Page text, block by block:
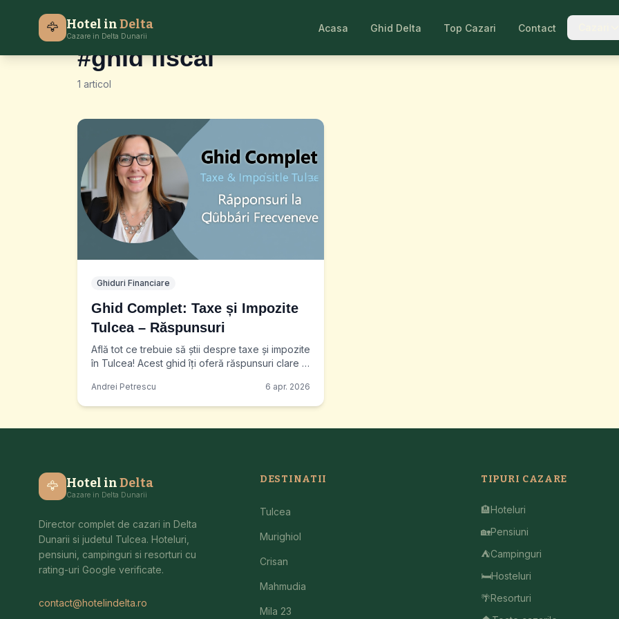
🦅 Hotel inDelta
Cazare in Delta Dunarii
Acasa Ghid Delta Top Cazari Contact
Etichetă
#ghid fiscal
1 articol
Ghiduri Financiare
Ghid Complet: Taxe și Impozite
Tulcea – Răspunsuri
Află tot ce trebuie să știi despre taxe și impozite
în Tulcea! Acest ghid îți oferă răspunsuri clare la
Andrei Petrescu 6 apr. 2026
🦅 Hotel inDelta
Cazare in Delta Dunarii
Director complet de cazari in Delta
Dunarii si judetul Tulcea. Hoteluri,
pensiuni, campinguri si resorturi cu
rating-uri Google verificate.
contact@hotelindelta.ro
DESTINATII
Tulcea
Murighiol
Crisan
Mahmudia
Mila 23
TIPURI CAZARE
🏨Hoteluri
🏡Pensiuni
⛺Campinguri
🛏️Hosteluri
🌴Resorturi